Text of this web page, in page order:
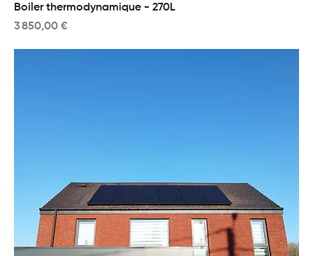
Boiler thermodynamique - 270L
Prix
3 850,00 €